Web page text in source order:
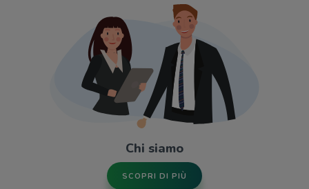
Chi siamo
SCOPRI DI PIÙ